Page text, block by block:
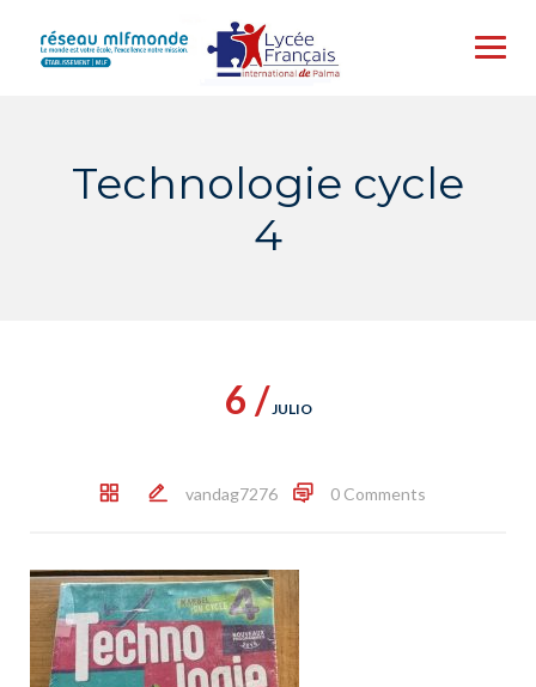
content
Technologie cycle
4
6 /JULIO
vandag7276 0 Comments